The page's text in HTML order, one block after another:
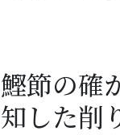
鰹節の確
知した削